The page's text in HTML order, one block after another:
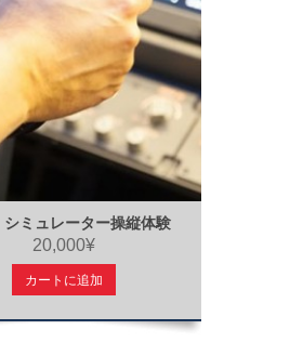
ミュレーター操縦体験
20,000¥
カートに追加